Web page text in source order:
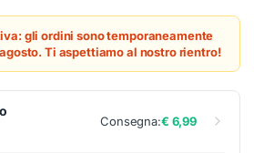
gli ordini sono temporaneamente
Ti aspettiamo al nostro rientro!
Consegna:€ 6,99